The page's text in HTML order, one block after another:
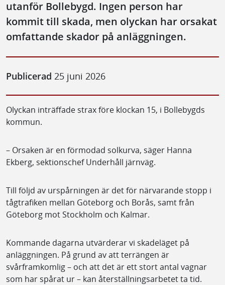
utanför Bollebygd. Ingen person har
kommit till skada, men olyckan har orsakat
omfattande skador på anläggningen.
Publicerad 25 juni 2026
Olyckan inträffade strax före klockan 15, i Bollebygds
kommun.
– Orsaken är en förmodad solkurva, säger Hanna
Ekberg, sektionschef Underhåll järnväg.
Till följd av urspårningen är det för närvarande stopp i
tågtrafiken mellan Göteborg och Borås, samt från
Göteborg mot Stockholm och Kalmar.
Kommande dagarna utvärderar vi skadeläget på
anläggningen. På grund av att terrängen är
svårframkomlig – och att det är ett stort antal vagnar
som har spårat ur – kan återställningsarbetet ta tid.